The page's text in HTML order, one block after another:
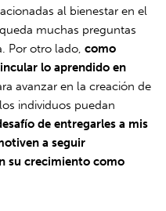
al bienestar en el
muchas preguntas
Por otro lado,como
lo aprendido en
avanzar en la creación de
individuos puedan
de entregarles a mis
a seguir
su crecimiento como